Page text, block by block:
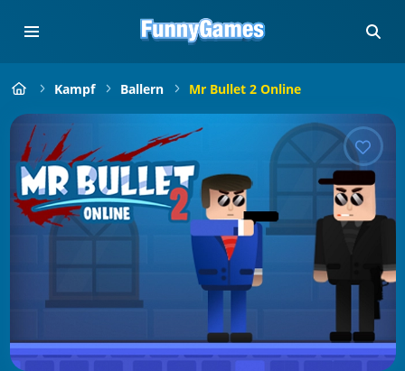
Kampf Ballern Mr Bullet 2 Online